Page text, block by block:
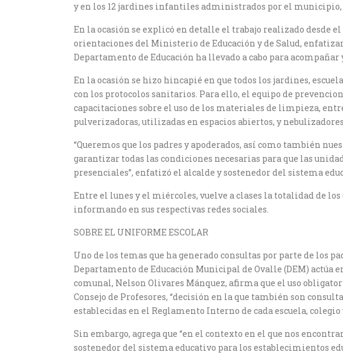
y en los 12 jardines infantiles administrados por el municipio,
En la ocasión se explicó en detalle el trabajo realizado desde
orientaciones del Ministerio de Educación y de Salud,
Departamento de Educación ha llevado a cabo para
En la ocasión se hizo hincapié en que todos los jardines,
con los protocolos sanitarios. Para ello, el equipo de
capacitaciones sobre el uso de los materiales de limpieza,
pulverizadoras, utilizadas en espacios abiertos, y
“Queremos que los padres y apoderados, así como también
garantizar todas las condiciones necesarias para que las
presenciales”, enfatizó el alcalde y sostenedor del sistema
Entre el lunes y el miércoles, vuelve a clases la totalidad de
informando en sus respectivas redes sociales.
SOBRE EL UNIFORME ESCOLAR
Uno de los temas que ha generado consultas por parte de los
Departamento de Educación Municipal de Ovalle (DEM) actúa
comunal, Nelson Olivares Mánquez, afirma que el uso
Consejo de Profesores, “decisión en la que también son
establecidas en el Reglamento Interno de cada escuela, colegio
Sin embargo, agrega que “en el contexto en el que nos
sostenedor del sistema educativo para los establecimientos